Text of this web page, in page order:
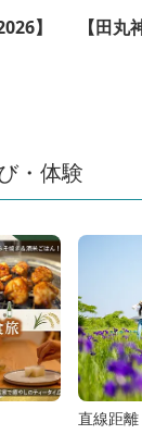
】 【田
・体験
直線距